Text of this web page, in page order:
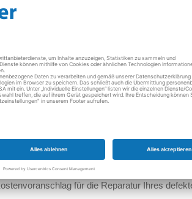
wir Sie gerne telefonisch sowie per E-Mail.
für die Reparatur Ihres